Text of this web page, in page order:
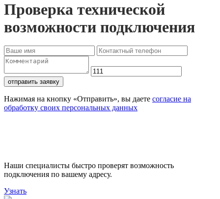
Проверка технической
возможности подключения
отправить заявку
Нажимая на кнопку «Отправить», вы даете согласие на
обработку своих персональных данных
Наши специалисты быстро проверят возможность
подключения по вашему адресу.
Узнать